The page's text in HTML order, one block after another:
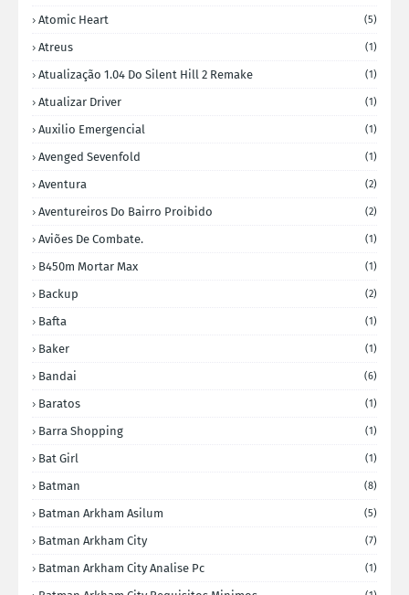
Atomic Heart (5)
Atreus (1)
Atualização 1.04 Do Silent Hill 2 Remake (1)
Atualizar Driver (1)
Auxilio Emergencial (1)
Avenged Sevenfold (1)
Aventura (2)
Aventureiros Do Bairro Proibido (2)
Aviões De Combate. (1)
B450m Mortar Max (1)
Backup (2)
Bafta (1)
Baker (1)
Bandai (6)
Baratos (1)
Barra Shopping (1)
Bat Girl (1)
Batman (8)
Batman Arkham Asilum (5)
Batman Arkham City (7)
Batman Arkham City Analise Pc (1)